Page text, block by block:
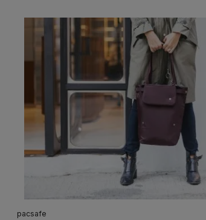
Produktgalerie überspringen
pacsafe